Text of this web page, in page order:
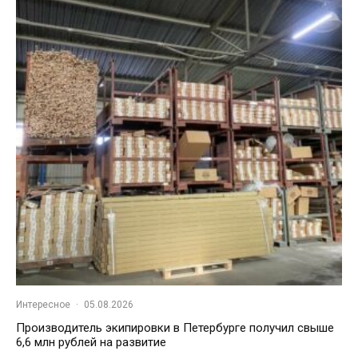
Интересное · 05.08.2026
Производитель экипировки в Петербурге получил свыше
6,6 млн рублей на развитие